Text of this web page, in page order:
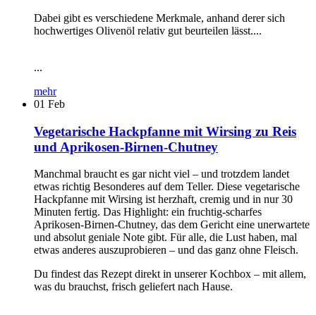
Dabei gibt es verschiedene Merkmale, anhand derer sich
hochwertiges Olivenöl relativ gut beurteilen lässt....
...
mehr
01 Feb
Vegetarische Hackpfanne mit Wirsing zu Reis
und Aprikosen-Birnen-Chutney
Manchmal braucht es gar nicht viel – und trotzdem landet
etwas richtig Besonderes auf dem Teller. Diese vegetarische
Hackpfanne mit Wirsing ist herzhaft, cremig und in nur 30
Minuten fertig. Das Highlight: ein fruchtig-scharfes
Aprikosen-Birnen-Chutney, das dem Gericht eine unerwartete
und absolut geniale Note gibt. Für alle, die Lust haben, mal
etwas anderes auszuprobieren – und das ganz ohne Fleisch.
Du findest das Rezept direkt in unserer Kochbox – mit allem,
was du brauchst, frisch geliefert nach Hause.